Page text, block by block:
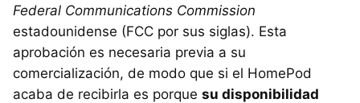
Federal Communications Commission
estadounidense (FCC por sus siglas). Esta
aprobación es necesaria previa a su
comercialización, de modo que si el HomePod
acaba de recibirla es porque su disponibilidad